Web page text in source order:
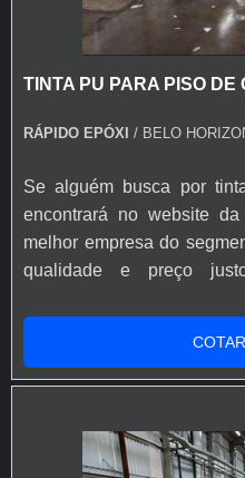
TINTA PU PARA PISO DE
RÁPIDO EPÓXI / BELO
Se alguém busca por
encontrará no website
melhor empresa do
qualidade e preço
CONCRETOQuem está à
de concreto em uma
Rápido Epóxi. A
epóxi autonivelante